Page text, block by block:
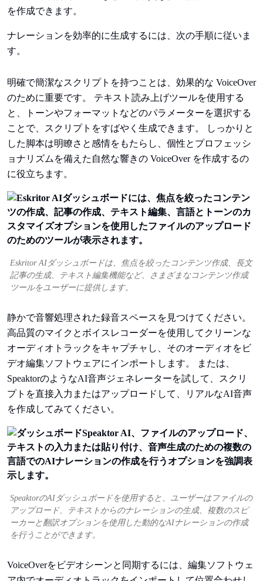
を作成できます。
ナレーションを効率的に生成するには、次の手順に従いま
す。
明確で簡潔なスクリプトを持つことは、効果的な VoiceOver
のために重要です。 テキスト読み上げツールを使用する
と、トーンやフォーマットなどのパラメーターを選択する
ことで、スクリプトをすばやく生成できます。 しっかりと
した脚本は明瞭さと感情をもたらし、個性とプロフェッシ
ョナリズムを備えた自然な響きの VoiceOver を作成するの
に役立ちます。
Eskritor AIダッシュボードは、焦点を絞ったコンテンツ作成、長文
記事の生成、テキスト編集機能など、さまざまなコンテンツ作成
ツールをユーザーに提供します。
静かで音響処理された録音スペースを見つけてください。
高品質のマイクとボイスレコーダーを使用してクリーンな
オーディオトラックをキャプチャし、そのオーディオをビ
デオ編集ソフトウェアにインポートします。 または、
SpeaktorのようなAI音声ジェネレーターを試して、スクリ
プトを直接入力またはアップロードして、リアルなAI音声
を作成してみてください。
SpeaktorのAIダッシュボードを使用すると、ユーザーはファイルの
アップロード、テキストからのナレーションの生成、複数のスピ
ーカーと翻訳オプションを使用した動的なAIナレーションの作成
を行うことができます。
VoiceOverをビデオシーンと同期するには、編集ソフトウェ